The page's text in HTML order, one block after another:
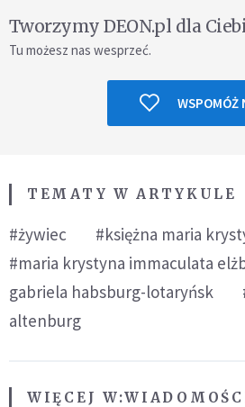
Tworzymy DEON.pl dla
Tu możesz nas wesprzeć.
WSPOMÓŻ
TEMATY W ARTYKULE
#żywiec
#księżna maria
#maria krystyna immaculata
gabriela habsburg-lotaryńsk
altenburg
WIĘCEJ W: